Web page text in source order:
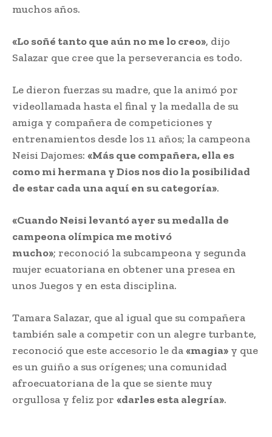
muchos años.
«Lo soñé tanto que aún no me lo creo», dijo
Salazar que cree que la perseverancia es todo.
Le dieron fuerzas su madre, que la animó por
videollamada hasta el final y la medalla de su
amiga y compañera de competiciones y
entrenamientos desde los 11 años; la campeona
Neisi Dajomes: «Más que compañera, ella es
como mi hermana y Dios nos dio la posibilidad
de estar cada una aquí en su categoría».
«Cuando Neisi levantó ayer su medalla de
campeona olímpica me motivó
mucho»; reconoció la subcampeona y segunda
mujer ecuatoriana en obtener una presea en
unos Juegos y en esta disciplina.
Tamara Salazar, que al igual que su compañera
también sale a competir con un alegre turbante,
reconoció que este accesorio le da«magia» y que
es un guiño a sus orígenes; una comunidad
afroecuatoriana de la que se siente muy
orgullosa y feliz por «darles esta alegría».